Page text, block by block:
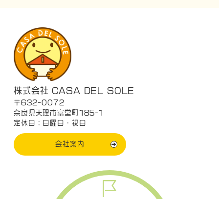
株式会社 CASA DEL SOLE
〒632-0072
奈良県天理市富堂町185-1
定休日：日曜日・祝日
会社案内